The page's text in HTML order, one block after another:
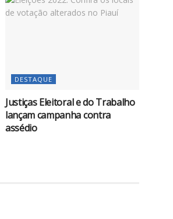
DESTAQUE
Justiças Eleitoral e do Trabalho
lançam campanha contra
assédio